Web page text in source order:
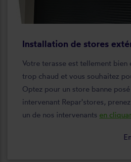
Installation de stores
Votre terasse est tellement
trop chaud et vous souhaitez
Optez pour un store banne
intervenant Repar'stores,
un de nos intervenants en